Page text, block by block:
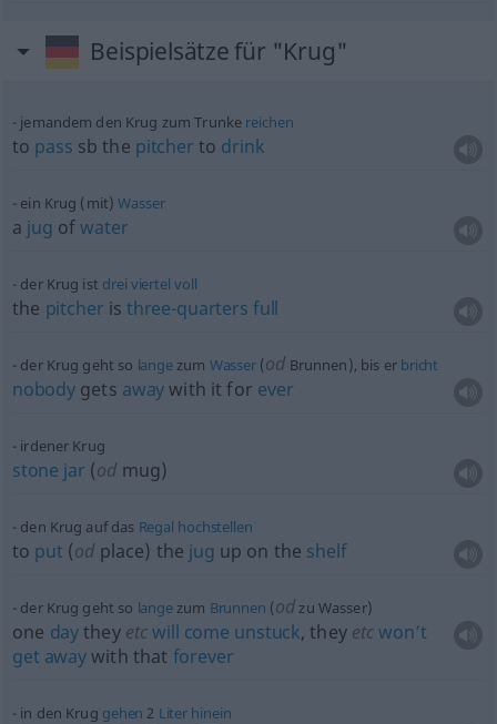
Beispielsätze für "Krug"
jemandem den Krug zum Trunke reichen
to pass sb the pitcher to drink
ein Krug (mit)Wasser
a jug ofwater
der Krug ist drei viertel voll
the pitcher is three-quarters full
der Krug geht so langezum Wasser(od Brunnen), bis er bricht
nobody gets awaywith it for ever
irdener Krug
stone jar (od mug)
den Krug auf das Regal hochstellen
to put (od place) the jug up on the shelf
der Krug geht so langezum Brunnen (odzu Wasser)
one daytheyetcwill come unstuck, theyetcwon’t
get awaywith that forever
in den Krug gehen 2 Liter hinein